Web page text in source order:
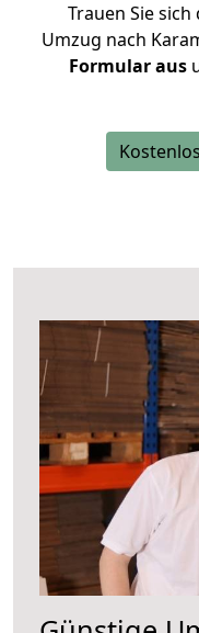
Trauen Sie
Umzug nach
Formular aus